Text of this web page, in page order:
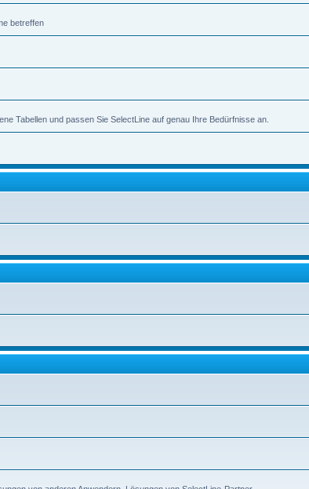
betreffen
Tabellen und passen Sie SelectLine auf genau Ihre Bedürfnisse an.